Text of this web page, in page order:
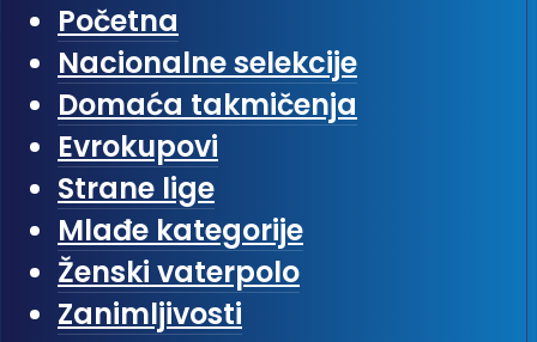
Početna
Nacionalne selekcije
Domaća takmičenja
Evrokupovi
Strane lige
Mlađe kategorije
Ženski vaterpolo
Zanimljivosti